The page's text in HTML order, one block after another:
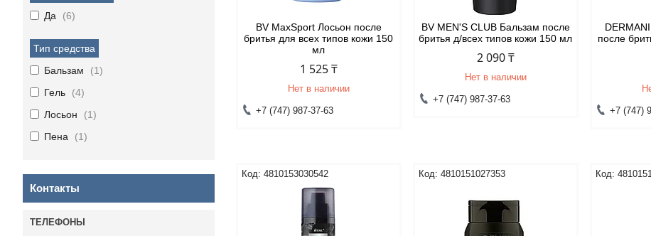
BV MaxSport Лосьон после
бритья для всех типов кожи 150
мл
1 525 ₸
Нет в наличии
+7 (747) 987-37-63
BV MEN'S CLUB Бальзам после
бритья д/всех типов кожи 150 мл
2 090 ₸
Нет в наличии
+7 (747) 987-37-63
после
+7 (747)
4810153030542 4810151027353
Да
6
Тип средства
Бальзам
1
Гель
4
Лосьон
1
Пена
1
Контакты